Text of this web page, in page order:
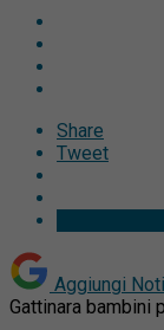
Share
Tweet
Aggiungi
Gattinara bambini